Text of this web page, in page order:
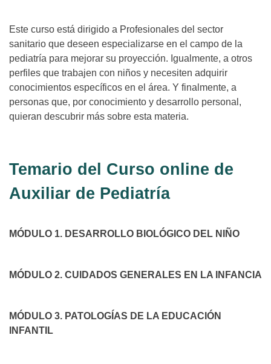
Este curso está dirigido a Profesionales del sector
sanitario que deseen especializarse en el campo de la
pediatría para mejorar su proyección. Igualmente, a otros
perfiles que trabajen con niños y necesiten adquirir
conocimientos específicos en el área. Y finalmente, a
personas que, por conocimiento y desarrollo personal,
quieran descubrir más sobre esta materia.
Temario del Curso online de
Auxiliar de Pediatría
MÓDULO 1. DESARROLLO BIOLÓGICO DEL NIÑO
MÓDULO 2. CUIDADOS GENERALES EN LA INFANCIA
MÓDULO 3. PATOLOGÍAS DE LA EDUCACIÓN
INFANTIL